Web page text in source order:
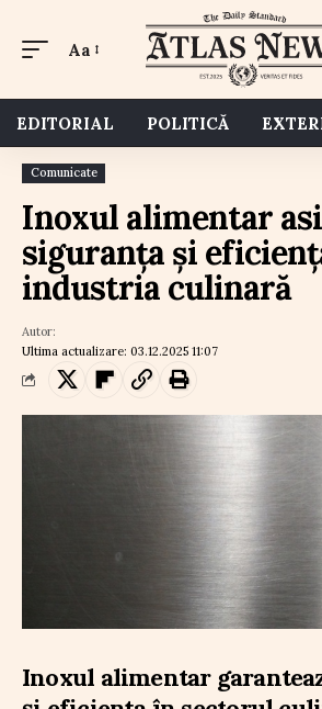
Aa
EDITORIAL POLITICĂ
Comunicate
Inoxul alimentar
siguranța și
industria culinară
Ultima actualizare: 03.12.2025 11:07
Autor:
Inoxul alimentar